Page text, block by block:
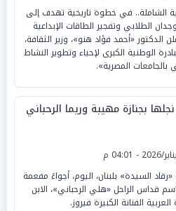
الشاملة.. في خطوة تاريخية تهدف إلى
الطلابي وتفجير الطاقات الإبداعية
الدكتور «أحمد فؤاد هنو»، وزير الثقافة،
الوطنية الكبرى لإحياء وتطوير النشاط
بالجامعات المصرية».
بجنازة مهيبة وريما الرحباني
السيدة» بلبنان، اليوم، أجواءً مفعمة
قداس الراحل «هلي الرحباني»، الابن
الفنانة الكبيرة فيروز.